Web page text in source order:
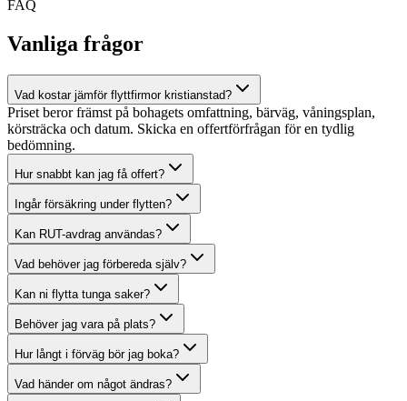
FAQ
Vanliga frågor
Vad kostar jämför flyttfirmor kristianstad?
Priset beror främst på bohagets omfattning, bärväg, våningsplan,
körsträcka och datum. Skicka en offertförfrågan för en tydlig
bedömning.
Hur snabbt kan jag få offert?
Ingår försäkring under flytten?
Kan RUT-avdrag användas?
Vad behöver jag förbereda själv?
Kan ni flytta tunga saker?
Behöver jag vara på plats?
Hur långt i förväg bör jag boka?
Vad händer om något ändras?